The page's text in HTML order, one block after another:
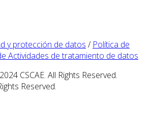
y protección de datos / Política de
Actividades de tratamiento de datos
CSCAE. All Rights Reserved.
Reserved.